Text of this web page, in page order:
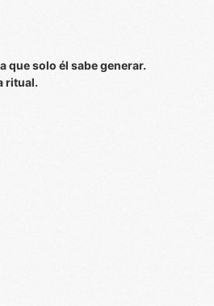
que solo él sabe generar.
ritual.